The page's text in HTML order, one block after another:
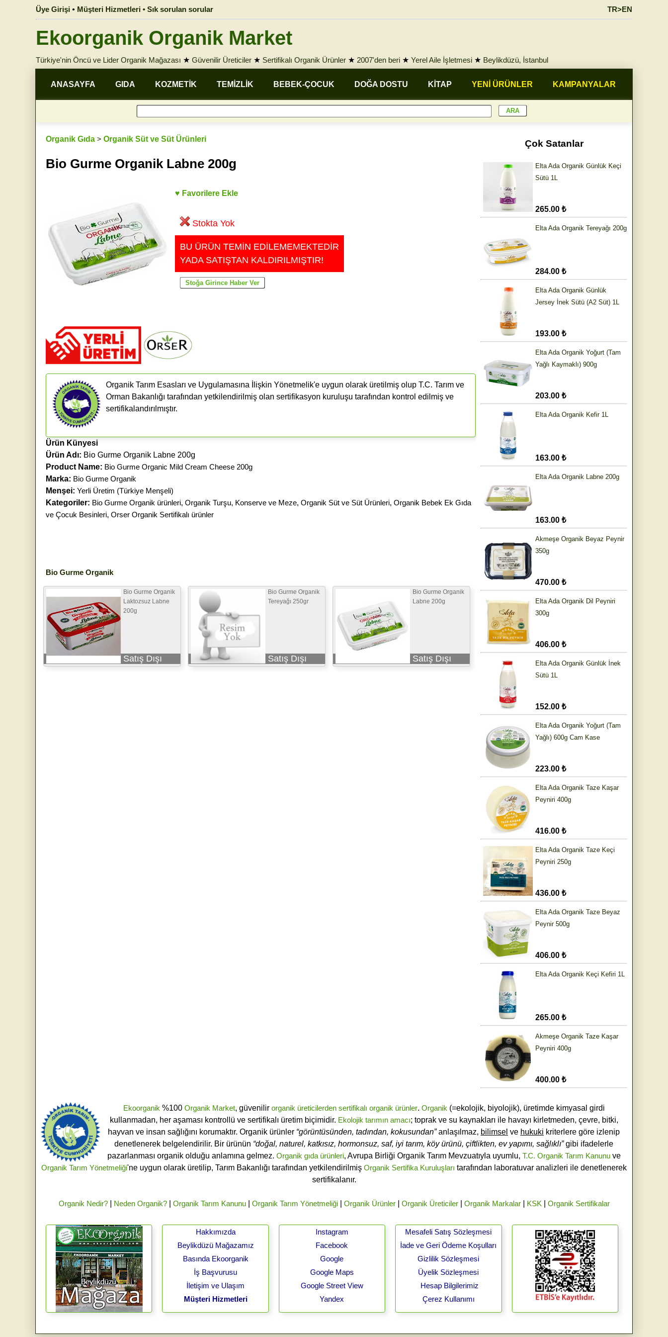
Üye Girişi • Müşteri Hizmetleri • Sık sorulan sorular TR>EN
Ekoorganik Organik Market
Türkiye'nin Öncü ve Lider Organik Mağazası ★ Güvenilir Üreticiler ★ Sertifikalı Organik Ürünler ★ 2007'den beri ★ Yerel Aile İşletmesi ★ Beylikdüzü, İstanbul
ANASAYFA GIDA KOZMETİK TEMİZLİK BEBEK-ÇOCUK DOĞA DOSTU KİTAP YENİ ÜRÜNLER KAMPANYALAR
Organik Gıda > Organik Süt ve Süt Ürünleri
Bio Gurme Organik Labne 200g
♥ Favorilere Ekle
Stokta Yok
BU ÜRÜN TEMİN EDİLEMEMEKTEDİR
YADA SATIŞTAN KALDIRILMIŞTIR!
Organik Tarım Esasları ve Uygulamasına İlişkin Yönetmelik'e uygun olarak üretilmiş olup T.C. Tarım ve
Orman Bakanlığı tarafından yetkilendirilmiş olan sertifikasyon kuruluşu tarafından kontrol edilmiş ve
sertifikalandırılmıştır.
Ürün Künyesi
Ürün Adı: Bio Gurme Organik Labne 200g
Product Name: Bio Gurme Organic Mild Cream Cheese 200g
Marka: Bio Gurme Organik
Menşei: Yerli Üretim (Türkiye Menşeli)
Kategoriler: Bio Gurme Organik ürünleri, Organik Turşu, Konserve ve Meze, Organik Süt ve Süt Ürünleri, Organik Bebek Ek Gıda
ve Çocuk Besinleri, Orser Organik Sertifikalı ürünler
Bio Gurme Organik
Bio Gurme Organik
Laktozsuz Labne
200g
Satış Dışı
Bio Gurme Organik
Tereyağı 250gr
Satış Dışı
Bio Gurme Organik
Labne 200g
Satış Dışı
Çok Satanlar
Elta Ada Organik Günlük Keçi
Sütü 1L
265.00 ₺
Elta Ada Organik Tereyağı 200g
284.00 ₺
Elta Ada Organik Günlük
Jersey İnek Sütü (A2 Süt) 1L
193.00 ₺
Elta Ada Organik Yoğurt (Tam
Yağlı Kaymaklı) 900g
203.00 ₺
Elta Ada Organik Kefir 1L
163.00 ₺
Elta Ada Organik Labne 200g
163.00 ₺
Akmeşe Organik Beyaz Peynir
350g
470.00 ₺
Elta Ada Organik Dil Peyniri
300g
406.00 ₺
Elta Ada Organik Günlük İnek
Sütü 1L
152.00 ₺
Elta Ada Organik Yoğurt (Tam
Yağlı) 600g Cam Kase
223.00 ₺
Elta Ada Organik Taze Kaşar
Peyniri 400g
416.00 ₺
Elta Ada Organik Taze Keçi
Peyniri 250g
436.00 ₺
Elta Ada Organik Taze Beyaz
Peynir 500g
406.00 ₺
Elta Ada Organik Keçi Kefiri 1L
265.00 ₺
Akmeşe Organik Taze Kaşar
Peyniri 400g
400.00 ₺
Ekoorganik%100 Organik Market, güvenilir organik üreticilerden sertifikalı organik ürünler. Organik(=ekolojik, biyolojik), üretimde kimyasal girdi
kullanmadan, her aşaması kontrollü ve sertifikalı üretim biçimidir. Ekolojik tarımın amacı; toprak ve su kaynakları ile havayı kirletmeden, çevre, bitki,
hayvan ve insan sağlığını korumaktır. Organik ürünler “görüntüsünden, tadından, kokusundan”anlaşılmaz, bilimsel ve hukuki kriterlere göre izlenip
denetlenerek belgelendirilir. Bir ürünün “doğal, naturel, katkısız, hormonsuz, saf, iyi tarım, köy ürünü, çiftlikten, ev yapımı, sağlıklı”gibi ifadelerle
pazarlanması organik olduğu anlamına gelmez. Organik gıda ürünleri, Avrupa Birliği Organik Tarım Mevzuatıyla uyumlu, T.C. Organik Tarım Kanunuve
Organik Tarım Yönetmeliği'ne uygun olarak üretilip, Tarım Bakanlığı tarafından yetkilendirilmiş Organik Sertifika Kuruluşları tarafından laboratuvar analizleri ile denetlenerek
sertifikalanır.
Organik Nedir?| Neden Organik?| Organik Tarım Kanunu| Organik Tarım Yönetmeliği| Organik Ürünler| Organik Üreticiler| Organik Markalar| KSK| Organik Sertifikalar
Hakkımızda
Beylikdüzü Mağazamız
Basında Ekoorganik
İş Başvurusu
İletişim ve Ulaşım
Müşteri Hizmetleri
Instagram
Facebook
Google
Google Maps
Google Street View
Yandex
Mesafeli Satış Sözleşmesi
İade ve Geri Ödeme Koşulları
Gizlilik Sözleşmesi
Üyelik Sözleşmesi
Hesap Bilgilerimiz
Çerez Kullanımı